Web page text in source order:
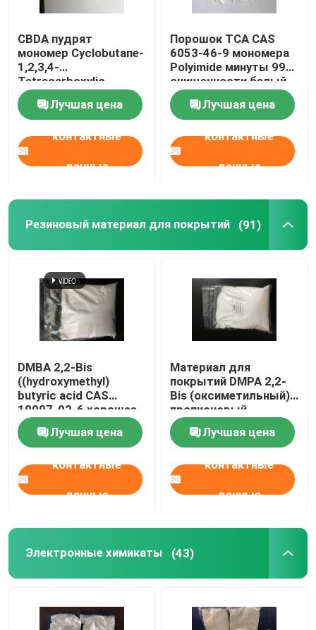
Особенные химикаты
CBDA пудрят
мономер Cyclobutane-
1,2,3,4-
Tetracarboxylic
Dianhydride Polyimide
CAS 4415-87-6
Лучшая цена
контактные
данные
Порошок TCA CAS
6053-46-9 мономера
Polyimide минуты 99%
очищенности белый
твердый
Лучшая цена
контактные
данные
Резиновый материал для покрытий (91)
DMBA 2,2-Bis
((hydroxymethyl)
butyric acid CAS
10097-02-6 хорошее
скрещивающее и
гидрофильное
средство или
используется для
производства
высокомолекулярной
Лучшая цена
контактные
данные
Материал для
покрытий DMPA 2,2-
Bis (оксиметильный)
пропионовый
кисловочный CAS
4767-03-7 резиновый
Лучшая цена
контактные
данные
Электронные химикаты (43)